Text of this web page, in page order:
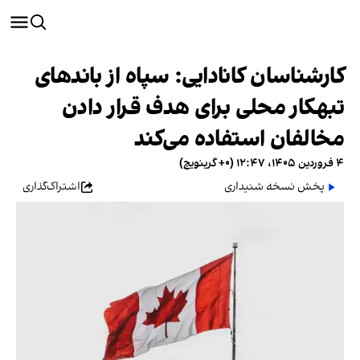
کارشناسان کانادایی: سپاه از باندهای
تبهکار محلی برای هدف قرار دادن
مخالفان استفاده می‌کند
۴ فروردین ۱۴۰۵، ۱۲:۴۷ (‎+۰ گرینویچ)
پخش نسخه شنیداری
اشتراک‌گذاری